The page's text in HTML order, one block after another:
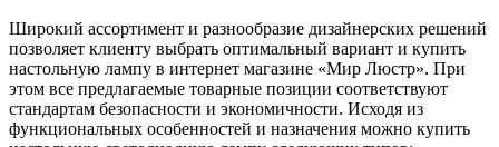
Широкий ассортимент и разнообразие дизайнерских решений
позволяет клиенту выбрать оптимальный вариант и купить
настольную лампу в интернет магазине «Мир Люстр». При
этом все предлагаемые товарные позиции соответствуют
стандартам безопасности и экономичности. Исходя из
функциональных особенностей и назначения можно купить